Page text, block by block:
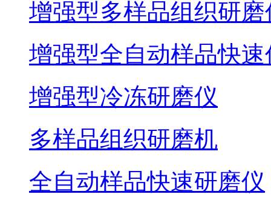
增强型多样品组织研磨
增强型全自动样品快速
增强型冷冻研磨仪
多样品组织研磨机
全自动样品快速研磨仪